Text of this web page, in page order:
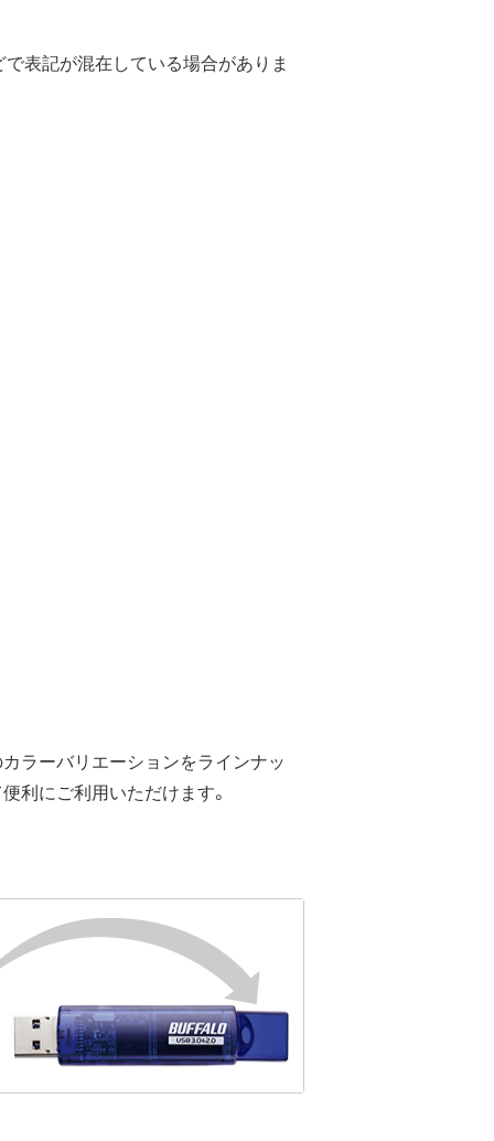
で表記が混在している場合がありま
ラーバリエーションをラインナッ
利にご利用いただけます。